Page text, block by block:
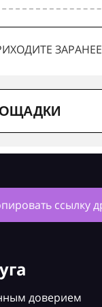
ЗАРАНЕЕ
ссылку
доверием